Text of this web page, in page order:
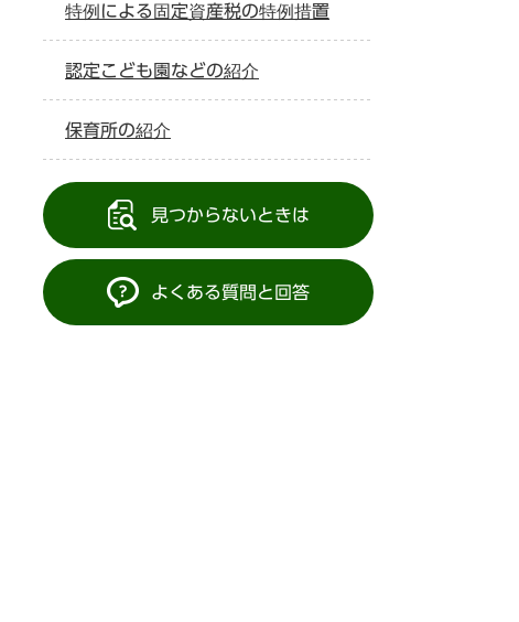
特例による固定資産税の特例措置
認定こども園などの紹介
保育所の紹介
見つからないときは
よくある質問と回答